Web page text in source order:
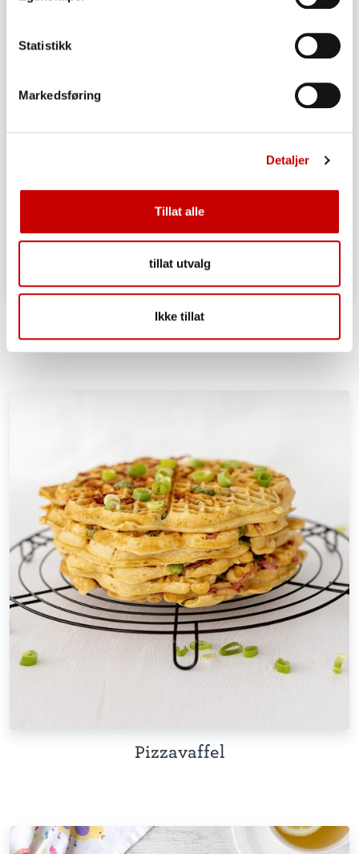
Statistikk
Markedsføring
Detaljer
Tillat alle
tillat utvalg
Ikke tillat
Eltefritt langpannebrød
Pizzavaffel